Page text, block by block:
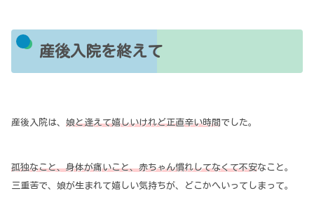
産後入院を終えて
産後入院は、 娘と逢えて嬉しいけれど正直辛い時間でした。
孤独なこと、身体が痛いこと、赤ちゃん慣れしてなくて不安なこと。
三重苦で、娘が生まれて嬉しい気持ちが、どこかへいってしまって。